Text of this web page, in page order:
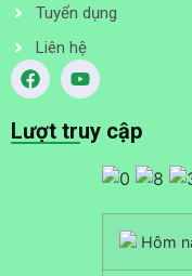
Tuyển dụng
Liên hệ
Lượt truy cập
Hôm